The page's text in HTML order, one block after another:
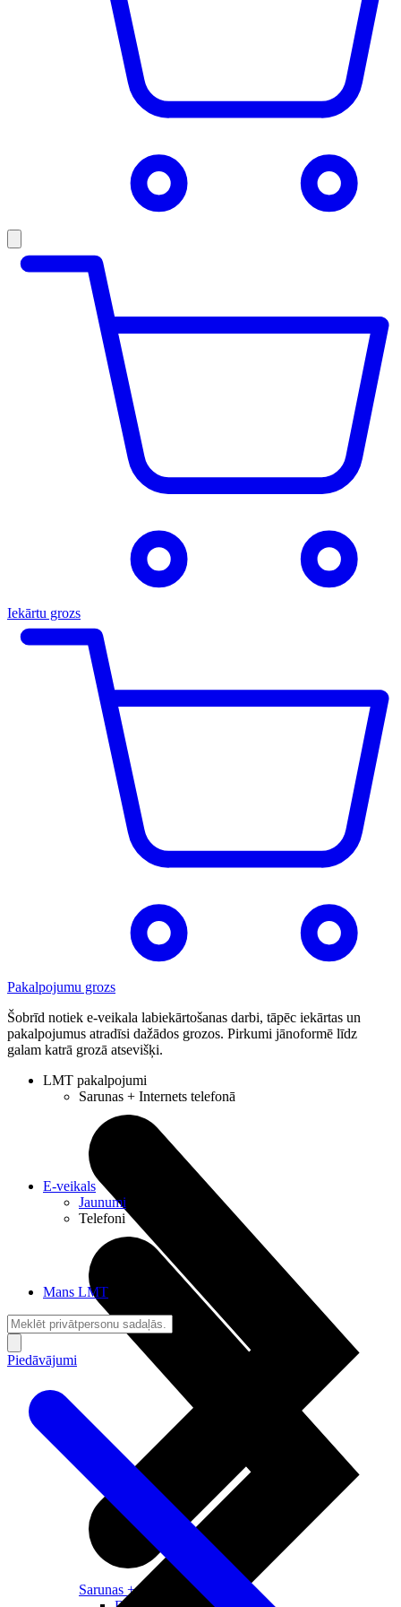
Iekārtu grozs
Pakalpojumu grozs
Šobrīd notiek e-veikala labiekārtošanas darbi, tāpēc iekārtas un
pakalpojumus atradīsi dažādos grozos. Pirkumi jānoformē līdz
galam katrā grozā atsevišķi.
LMT pakalpojumi
Sarunas + Internets telefonā
Sarunas + Internets
E-veikals
Jaunumi
Telefoni
Mans LMT
Piedāvājumi